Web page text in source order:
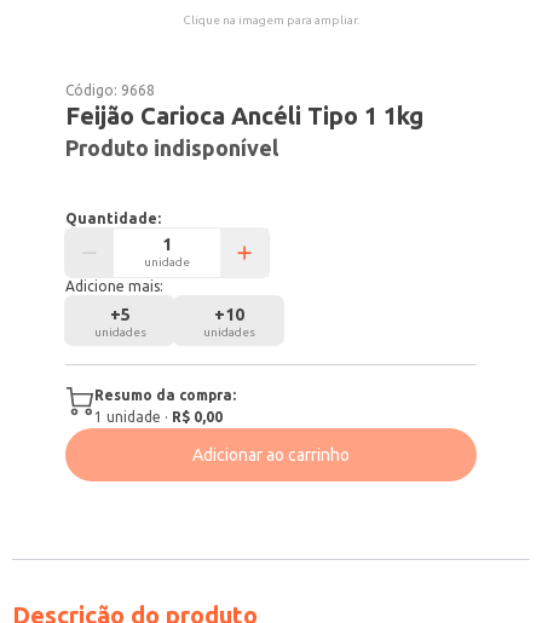
Clique na imagem para ampliar.
Código: 9668
Feijão Carioca Ancéli Tipo 1 1kg
Produto indisponível
Quantidade:
unidade
Adicione mais:
+5
unidades
+10
unidades
Resumo da compra:
1 unidade · R$ 0,00
Adicionar ao carrinho
Descrição do produto